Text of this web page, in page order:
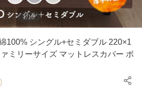
1/18
100% シングル+セミダブル 220×1
ミリーサイズ マットレスカバー ボ